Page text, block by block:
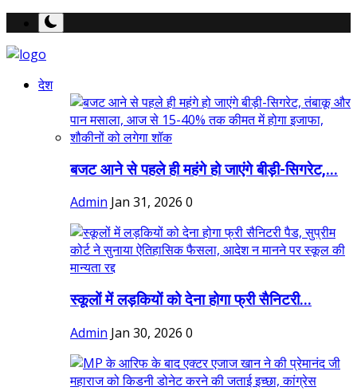
देश
बजट आने से पहले ही महंगे हो जाएंगे बीड़ी-सिगरेट,...
Admin Jan 31, 2026 0
स्कूलों में लड़कियों को देना होगा फ्री सैनिटरी...
Admin Jan 30, 2026 0